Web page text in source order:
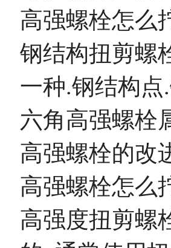
高强螺栓怎么
钢结构扭剪螺
一种.钢结构
六角高强螺栓
高强螺栓的改
高强螺栓怎么
高强度扭剪螺